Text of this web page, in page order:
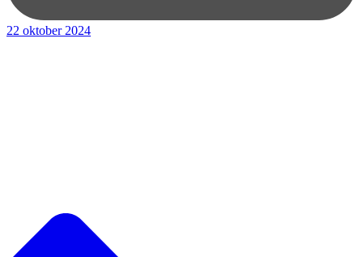
22 oktober 2024